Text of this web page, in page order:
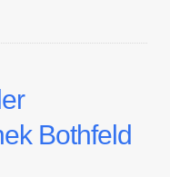
Bothfeld